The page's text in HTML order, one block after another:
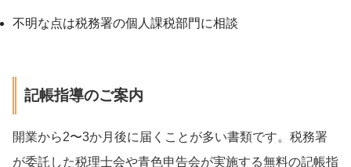
不明な点は税務署の個人課税部門に相談
記帳指導のご案内
開業から2〜3か月後に届くことが多い書類です。税務署
が委託した税理士会や青色申告会が実施する無料の記帳指